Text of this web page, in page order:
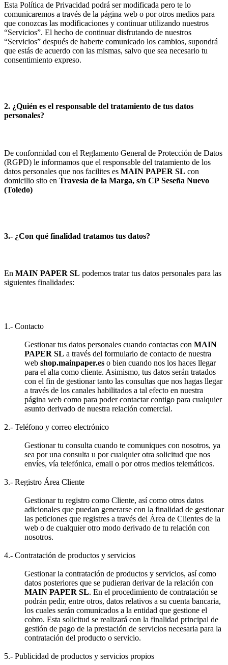
Esta Política de Privacidad podrá ser modificada pero te lo
comunicaremos a través de la página web o por otros medios para
que conozcas las modificaciones y continuar utilizando nuestros
“Servicios”. El hecho de continuar disfrutando de nuestros
“Servicios” después de haberte comunicado los cambios, supondrá
que estás de acuerdo con las mismas, salvo que sea necesario tu
consentimiento expreso.
2. ¿Quién es el responsable del tratamiento de tus datos
personales?
De conformidad con el Reglamento General de Protección de Datos
(RGPD) le informamos que el responsable del tratamiento de los
datos personales que nos facilites es MAIN PAPER SL con
domicilio sito en Travesía de la Marga, s/n CP Seseña Nuevo
(Toledo)
3.- ¿Con qué finalidad tratamos tus datos?
En MAIN PAPER SL podemos tratar tus datos personales para las
siguientes finalidades:
1.- Contacto
Gestionar tus datos personales cuando contactas con MAIN
PAPER SL a través del formulario de contacto de nuestra
web shop.mainpaper.es o bien cuando nos los haces llegar
para el alta como cliente. Asimismo, tus datos serán tratados
con el fin de gestionar tanto las consultas que nos hagas llegar
a través de los canales habilitados a tal efecto en nuestra
página web como para poder contactar contigo para cualquier
asunto derivado de nuestra relación comercial.
2.- Teléfono y correo electrónico
Gestionar tu consulta cuando te comuniques con nosotros, ya
sea por una consulta u por cualquier otra solicitud que nos
envíes, vía telefónica, email o por otros medios telemáticos.
3.- Registro Área Cliente
Gestionar tu registro como Cliente, así como otros datos
adicionales que puedan generarse con la finalidad de gestionar
las peticiones que registres a través del Área de Clientes de la
web o de cualquier otro modo derivado de tu relación con
nosotros.
4.- Contratación de productos y servicios
Gestionar la contratación de productos y servicios, así como
datos posteriores que se pudieran derivar de la relación con
MAIN PAPER SL. En el procedimiento de contratación se
podrán pedir, entre otros, datos relativos a su cuenta bancaria,
los cuales serán comunicados a la entidad que gestione el
cobro. Esta solicitud se realizará con la finalidad principal de
gestión de pago de la prestación de servicios necesaria para la
contratación del producto o servicio.
5.- Publicidad de productos y servicios propios